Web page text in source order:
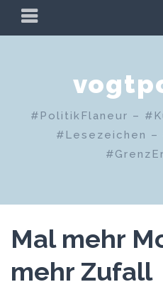
Zum
PRIMÄRES
MENÜ
#PolitikFlaneur –
#Lesezeichen –
Mal mehr
mehr Zufall